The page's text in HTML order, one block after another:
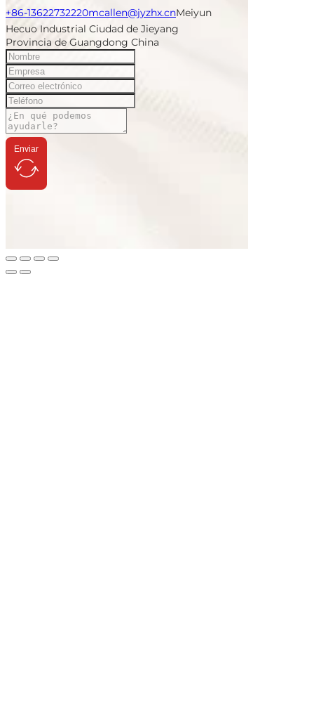
+86-13622732220mcallen@jyzhx.cnMeiyun
Hecuo Industrial Ciudad de Jieyang
Provincia de Guangdong China
Enviar